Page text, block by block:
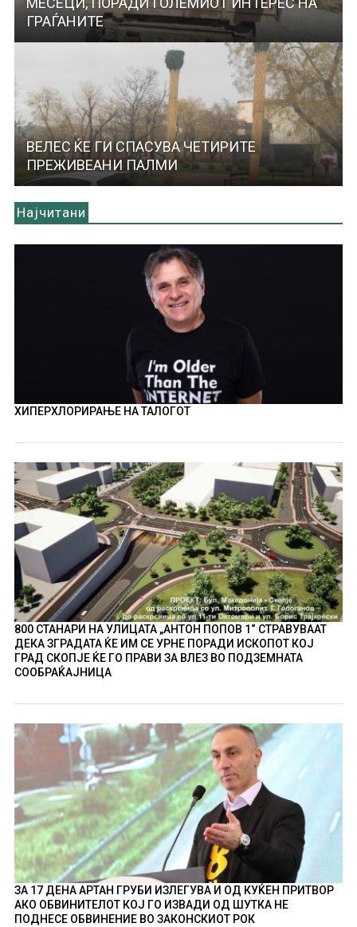
ГРАЃАНИТЕ
ВЕЛЕС ЌЕ ГИ СПАСУВА ЧЕТИРИТЕ
ПРЕЖИВЕАНИ ПАЛМИ
Најчитани
ХИПЕРХЛОРИРАЊЕ НА ТАЛОГОТ
800 СТАНАРИ НА УЛИЦАТА „АНТОН ПОПОВ 1“ СТРАВУВААТ
ДЕКА ЗГРАДАТА ЌЕ ИМ СЕ УРНЕ ПОРАДИ ИСКОПОТ КОЈ
ГРАД СКОПЈЕ ЌЕ ГО ПРАВИ ЗА ВЛЕЗ ВО ПОДЗЕМНАТА
СООБРАЌАЈНИЦА
ЗА 17 ДЕНА АРТАН ГРУБИ ИЗЛЕГУВА И ОД КУЌЕН ПРИТВОР
АКО ОБВИНИТЕЛОТ КОЈ ГО ИЗВАДИ ОД ШУТКА НЕ
ПОДНЕСЕ ОБВИНЕНИЕ ВО ЗАКОНСКИОТ РОК